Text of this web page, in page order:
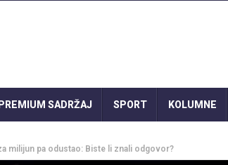
PREMIUM SADRŽAJ SPORT KOLUMNE
milijun pa odustao: Biste li znali odgovor?